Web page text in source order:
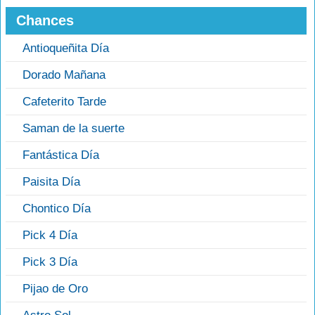
Chances
Antioqueñita Día
Dorado Mañana
Cafeterito Tarde
Saman de la suerte
Fantástica Día
Paisita Día
Chontico Día
Pick 4 Día
Pick 3 Día
Pijao de Oro